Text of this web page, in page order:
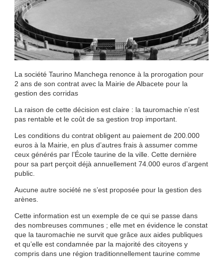
La société Taurino Manchega renonce à la prorogation pour
2 ans de son contrat avec la Mairie de Albacete pour la
gestion des corridas
La raison de cette décision est claire : la tauromachie n’est
pas rentable et le coût de sa gestion trop important.
Les conditions du contrat obligent au paiement de 200.000
euros à la Mairie, en plus d’autres frais à assumer comme
ceux générés par l’École taurine de la ville. Cette dernière
pour sa part perçoit déjà annuellement 74.000 euros d’argent
public.
Aucune autre société ne s’est proposée pour la gestion des
arènes.
Cette information est un exemple de ce qui se passe dans
des nombreuses communes ; elle met en évidence le constat
que la tauromachie ne survit que grâce aux aides publiques
et qu’elle est condamnée par la majorité des citoyens y
compris dans une région traditionnellement taurine comme